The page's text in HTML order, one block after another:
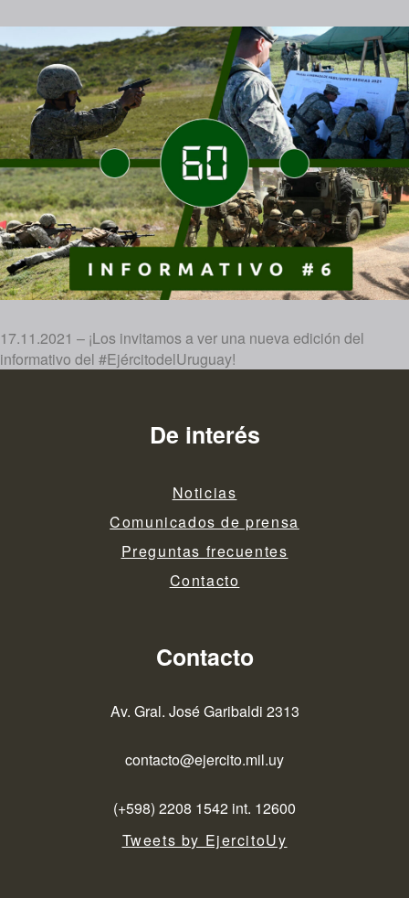
17.11.2021 – ¡Los invitamos a ver una nueva edición del
informativo del #EjércitodelUruguay!
De interés
Noticias
Comunicados de prensa
Preguntas frecuentes
Contacto
Contacto
Av. Gral. José Garibaldi 2313
contacto@ejercito.mil.uy
(+598) 2208 1542 int. 12600
Tweets by EjercitoUy